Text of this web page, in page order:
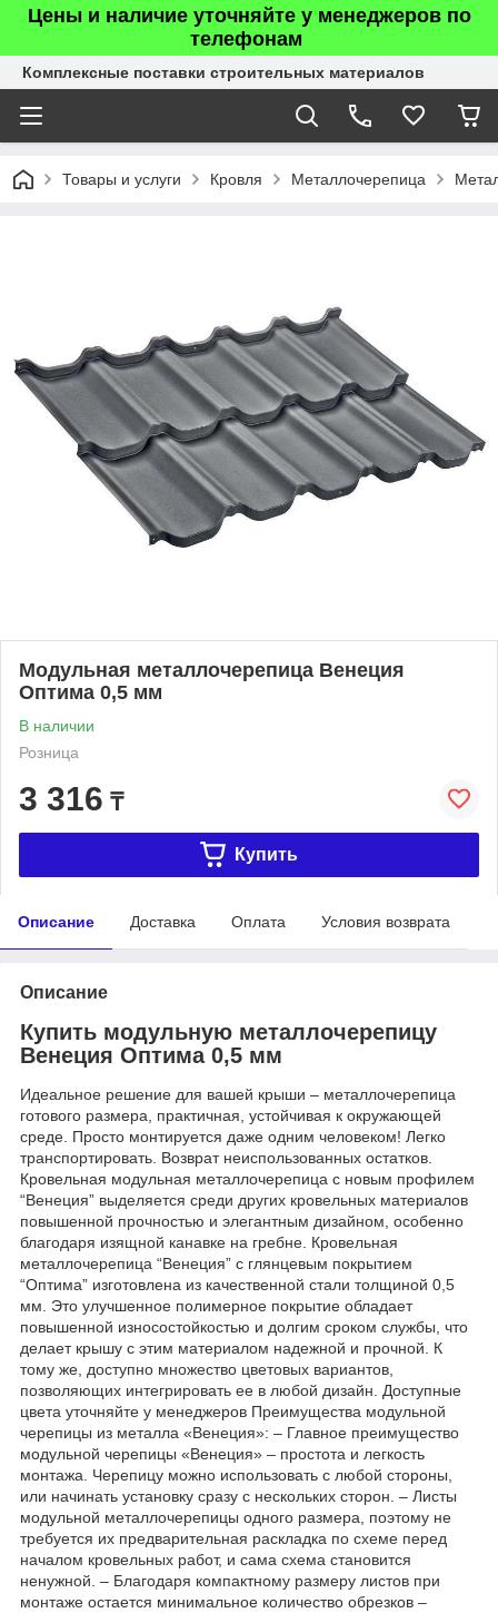
Цены и наличие уточняйте у менеджеров по
телефонам
Комплексные поставки строительных материалов
Товары и услуги Кровля Металлочерепица
Модульная металлочерепица Венеция
Оптима 0,5 мм
В наличии
Розница
3 316 ₸
Купить
Описание Доставка Оплата Условия возврата
Описание
Купить модульную металлочерепицу
Венеция Оптима 0,5 мм
Идеальное решение для вашей крыши – металлочерепица
готового размера, практичная, устойчивая к окружающей
среде. Просто монтируется даже одним человеком! Легко
транспортировать. Возврат неиспользованных остатков.
Кровельная модульная металлочерепица с новым профилем
“Венеция” выделяется среди других кровельных материалов
повышенной прочностью и элегантным дизайном, особенно
благодаря изящной канавке на гребне. Кровельная
металлочерепица “Венеция” с глянцевым покрытием
“Оптима” изготовлена из качественной стали толщиной 0,5
мм. Это улучшенное полимерное покрытие обладает
повышенной износостойкостью и долгим сроком службы, что
делает крышу с этим материалом надежной и прочной. К
тому же, доступно множество цветовых вариантов,
позволяющих интегрировать ее в любой дизайн. Доступные
цвета уточняйте у менеджеров Преимущества модульной
черепицы из металла «Венеция»: – Главное преимущество
модульной черепицы «Венеция» – простота и легкость
монтажа. Черепицу можно использовать с любой стороны,
или начинать установку сразу с нескольких сторон. – Листы
модульной металлочерепицы одного размера, поэтому не
требуется их предварительная раскладка по схеме перед
началом кровельных работ, и сама схема становится
ненужной. – Благодаря компактному размеру листов при
монтаже остается минимальное количество обрезков –